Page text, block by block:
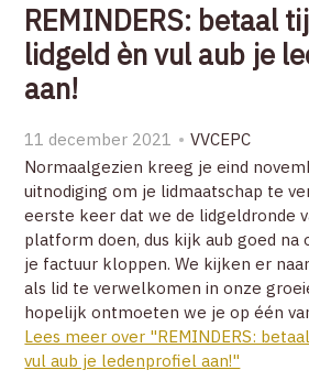
REMINDERS: betaal
lidgeld èn vul aub je
aan!
11 december 2021
VVCEPC
Normaalgezien kreeg je eind
uitnodiging om je lidmaatschap te
eerste keer dat we de lidgeldronde
platform doen, dus kijk aub goed na
je factuur kloppen. We kijken er
als lid te verwelkomen in onze
hopelijk ontmoeten we je op één
Lees meer over "REMINDERS:
vul aub je ledenprofiel aan!"